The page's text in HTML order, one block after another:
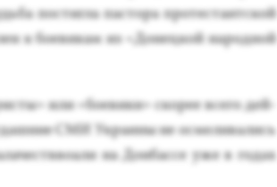
пос­тигла пас­то­ра про­тес­тант­ской
к бо­еви­кам из «До­нец­кой на­род­ной
или «бо­еви­ки» ско­рее все­го дей­
СМИ Ук­ра­ины не ос­ме­лива­лись
на Дон­бассе уже в го­дах